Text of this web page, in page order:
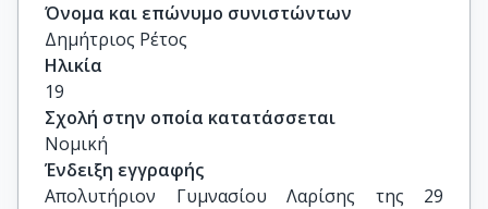
Όνομα και επώνυμο συνιστώντων
Δημήτριος Ρέτος
Ηλικία
19
Σχολή στην οποία κατατάσσεται
Νομική
Ένδειξη εγγραφής
Απολυτήριον Γυμνασίου Λαρίσης της 29